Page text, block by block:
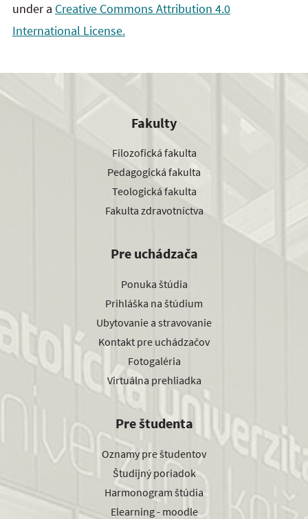
under a Creative Commons Attribution 4.0
International License.
Fakulty
Filozofická fakulta
Pedagogická fakulta
Teologická fakulta
Fakulta zdravotníctva
Pre uchádzača
Ponuka štúdia
Prihláška na štúdium
Ubytovanie a stravovanie
Kontakt pre uchádzačov
Fotogaléria
Virtuálna prehliadka
Pre študenta
Oznamy pre študentov
Študijný poriadok
Harmonogram štúdia
Elearning - moodle